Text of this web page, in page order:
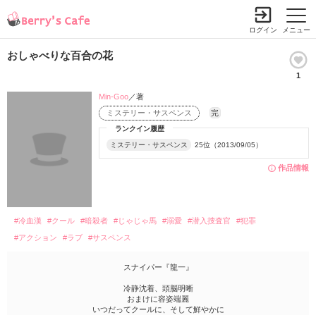
メニュー
ログイン
おしゃべりな百合の花
1
作品情報
ランクイン履歴
ミステリー・サスペンス 25位（2013/09/05）
ミステリー・サスペンス 完
Min-Goo／著
#冷血漢 #クール #暗殺者 #じゃじゃ馬 #溺愛 #潜入捜査官
#犯罪
#アクション
#ラブ #サスペンス
スナイパー『龍一』
冷静沈着、頭脳明晰
おまけに容姿端麗
いつだってクールに、そして鮮やかに